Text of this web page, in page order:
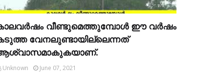
വീണ്ടുമെത്തുമ്പോള്‍ ഈ വര്‍ഷം
വേനലുണ്ടായില്ലെന്നത്
Unknown
June 07, 2021